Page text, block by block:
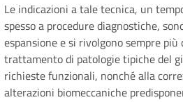
Le indicazioni a tale tecnica, un
spesso a procedure diagnostiche,
espansione e si rivolgono sempre
trattamento di patologie tipiche del
richieste funzionali, nonché alla
alterazioni biomeccaniche